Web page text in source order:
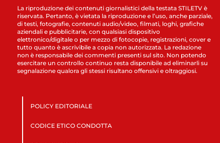
La riproduzione dei contenuti giornalistici della testata STILETV è
riservata. Pertanto, è vietata la riproduzione e l’uso, anche parziale,
di testi, fotografie, contenuti audio/video, filmati, loghi, grafiche
aziendali e pubblicitarie, con qualsiasi dispositivo
elettronico/digitale o per mezzo di fotocopie, registrazioni, cover e
tutto quanto è ascrivibile a copia non autorizzata. La redazione
non è responsabile dei commenti presenti sul sito. Non potendo
esercitare un controllo continuo resta disponibile ad eliminarli su
segnalazione qualora gli stessi risultano offensivi e oltraggiosi.
POLICY EDITORIALE
CODICE ETICO CONDOTTA